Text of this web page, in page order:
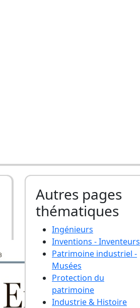
Autres pages
thématiques
Ingénieurs
Inventions - Inventeurs
Patrimoine industriel -
Musées
Protection du
patrimoine
Industrie & Histoire